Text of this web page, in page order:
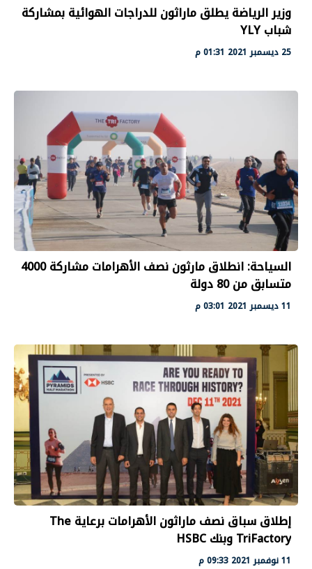
وزير الرياضة يطلق ماراثون للدراجات الهوائية بمشاركة
شباب YLY
25 ديسمبر 2021 01:31 م
السياحة: انطلاق مارثون نصف الأهرامات مشاركة 4000
متسابق من 80 دولة
11 ديسمبر 2021 03:01 م
إطلاق سباق نصف ماراثون الأهرامات برعاية The
TriFactory وبنك HSBC
11 نوفمبر 2021 09:33 م